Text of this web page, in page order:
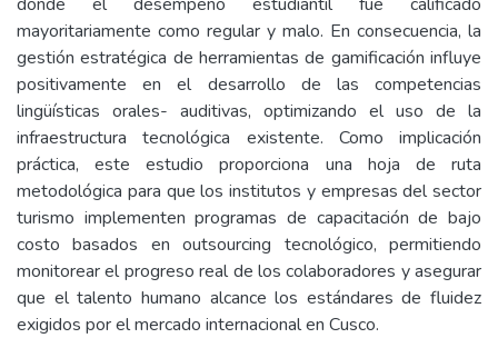
mayoritariamente como regular y malo. En consecuencia, la
gestión estratégica de herramientas de gamificación influye
positivamente en el desarrollo de las competencias
lingüísticas orales- auditivas, optimizando el uso de la
infraestructura tecnológica existente. Como implicación
práctica, este estudio proporciona una hoja de ruta
metodológica para que los institutos y empresas del sector
turismo implementen programas de capacitación de bajo
costo basados en outsourcing tecnológico, permitiendo
monitorear el progreso real de los colaboradores y asegurar
que el talento humano alcance los estándares de fluidez
exigidos por el mercado internacional en Cusco.